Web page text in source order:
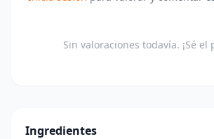
Sin valoraciones todavía. ¡Sé el
Ingredientes